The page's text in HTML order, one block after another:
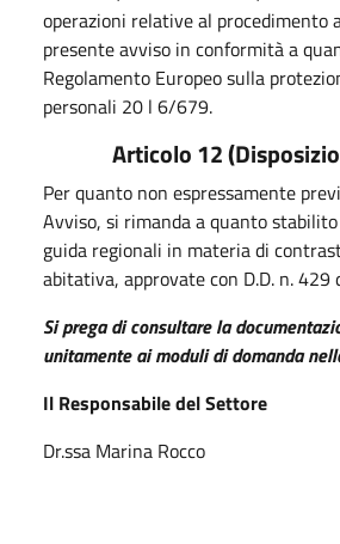
operazioni relative al procedimento
presente avviso in conformità a
Regolamento Europeo sulla
personali 20 l 6/679.
Articolo 12
Per quanto non espressamente
Avviso, si rimanda a quanto
guida regionali in materia di
abitativa, approvate con D.D. n.
Si prega di consultare la
unitamente ai moduli di domanda
Il Responsabile del Settore
Dr.ssa Marina Rocco